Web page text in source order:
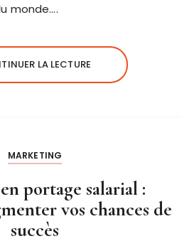
monde….
LA LECTURE
MARKETING
portage salarial :
vos chances de
succès